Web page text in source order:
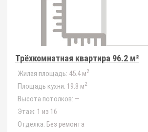
Трёхкомнатная квартира 96.2 м²
Жилая площадь: 45.4 м2
Площадь кухни: 19.8 м2
Высота потолков: —
Этаж: 1 из 16
Отделка: Без ремонта